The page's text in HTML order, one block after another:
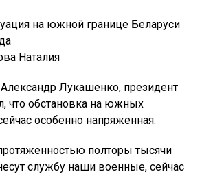
Наталия
Лукашенко, президент
что обстановка на южных
особенно напряженная.
полторы тысячи
службу наши военные, сейчас